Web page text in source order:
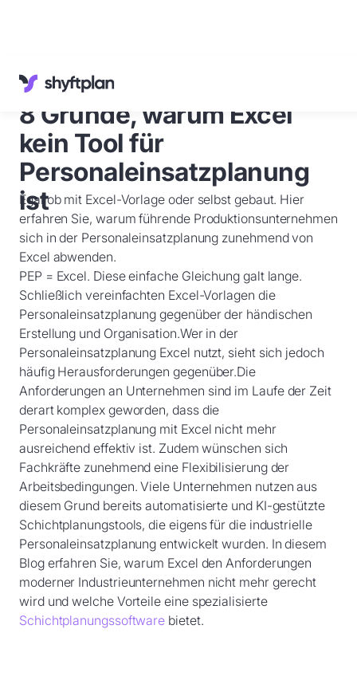
Wissenswertes
Kundenservice Deutsch
Anmelden
Demobuchen
8 Gründe, warum Excel
kein Tool für
Personaleinsatzplanung
ist
Egal ob mit Excel-Vorlage oder selbst gebaut. Hier
erfahren Sie, warum führende Produktionsunternehmen
sich in der Personaleinsatzplanung zunehmend von
Excel abwenden.
PEP = Excel. Diese einfache Gleichung galt lange.
Schließlich vereinfachten Excel-Vorlagen die
Personaleinsatzplanung gegenüber der händischen
Erstellung und Organisation.Wer in der
Personaleinsatzplanung Excel nutzt, sieht sich jedoch
häufig Herausforderungen gegenüber.Die
Anforderungen an Unternehmen sind im Laufe der Zeit
derart komplex geworden, dass die
Personaleinsatzplanung mit Excel nicht mehr
ausreichend effektiv ist. Zudem wünschen sich
Fachkräfte zunehmend eine Flexibilisierung der
Arbeitsbedingungen. Viele Unternehmen nutzen aus
diesem Grund bereits automatisierte und KI-gestützte
Schichtplanungstools, die eigens für die industrielle
Personaleinsatzplanung entwickelt wurden. In diesem
Blog erfahren Sie, warum Excel den Anforderungen
moderner Industrieunternehmen nicht mehr gerecht
wird und welche Vorteile eine spezialisierte
Schichtplanungssoftware bietet.